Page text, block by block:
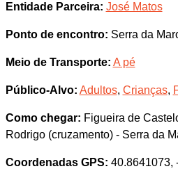
Entidade Parceira: José Matos
Ponto de encontro: Serra da
Meio de Transporte: A pé
Público-Alvo: Adultos, Crianças,
Como chegar: Figueira de
Rodrigo (cruzamento) - Serra da
Coordenadas GPS: 40.8641073,